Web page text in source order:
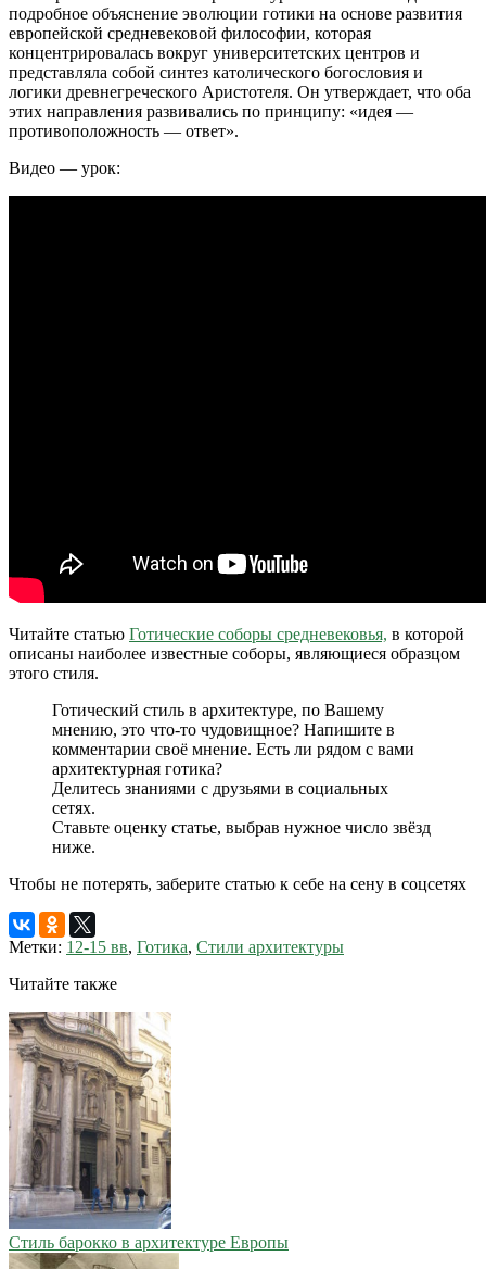
подробное объяснение эволюции готики на основе развития
европейской средневековой философии, которая
концентрировалась вокруг университетских центров и
представляла собой синтез католического богословия и
логики древнегреческого Аристотеля. Он утверждает, что оба
этих направления развивались по принципу: «идея —
противоположность — ответ».
Видео — урок:
Читайте статью Готические соборы средневековья, в которой
описаны наиболее известные соборы, являющиеся образцом
этого стиля.
Готический стиль в архитектуре, по Вашему
мнению, это что-то чудовищное? Напишите в
комментарии своё мнение. Есть ли рядом с вами
архитектурная готика?
Делитесь знаниями с друзьями в социальных
сетях.
Ставьте оценку статье, выбрав нужное число звёзд
ниже.
Чтобы не потерять, заберите статью к себе на сену в соцсетях
Метки: 12-15 вв, Готика, Стили архитектуры
Читайте также
Стиль барокко в архитектуре Европы